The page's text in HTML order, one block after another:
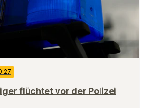
flüchtet vor der Polizei